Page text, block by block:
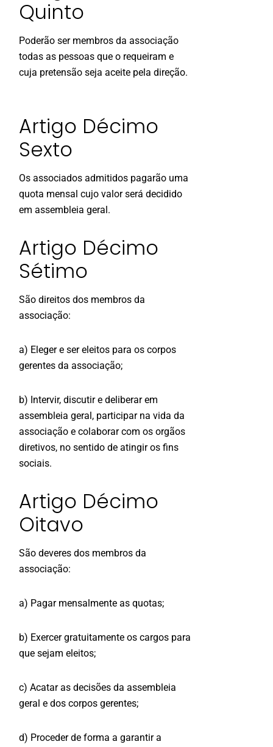
Quinto
Poderão ser membros da associação
todas as pessoas que o requeiram e
cuja pretensão seja aceite pela direção.
Artigo Décimo
Sexto
Os associados admitidos pagarão uma
quota mensal cujo valor será decidido
em assembleia geral.
Artigo Décimo
Sétimo
São direitos dos membros da
associação:
a) Eleger e ser eleitos para os corpos
gerentes da associação;
b) Intervir, discutir e deliberar em
assembleia geral, participar na vida da
associação e colaborar com os orgãos
diretivos, no sentido de atingir os fins
sociais.
Artigo Décimo
Oitavo
São deveres dos membros da
associação:
a) Pagar mensalmente as quotas;
b) Exercer gratuitamente os cargos para
que sejam eleitos;
c) Acatar as decisões da assembleia
geral e dos corpos gerentes;
d) Proceder de forma a garantir a